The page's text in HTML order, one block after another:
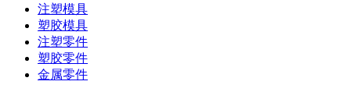
注塑模具
塑胶模具
注塑零件
塑胶零件
金属零件